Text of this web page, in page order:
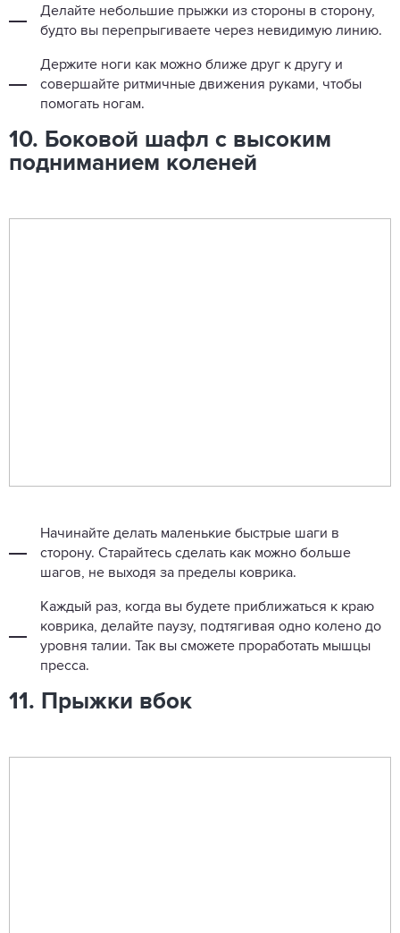
Делайте небольшие прыжки из стороны в сторону,
будто вы перепрыгиваете через невидимую линию.
Держите ноги как можно ближе друг к другу и
совершайте ритмичные движения руками, чтобы
помогать ногам.
10. Боковой шафл с высоким
подниманием коленей
Начинайте делать маленькие быстрые шаги в
сторону. Старайтесь сделать как можно больше
шагов, не выходя за пределы коврика.
Каждый раз, когда вы будете приближаться к краю
коврика, делайте паузу, подтягивая одно колено до
уровня талии. Так вы сможете проработать мышцы
пресса.
11. Прыжки вбок